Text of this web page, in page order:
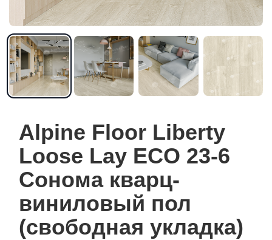
Alpine Floor Liberty
Loose Lay ECO 23-6
Сонома кварц-
виниловый пол
(свободная укладка)